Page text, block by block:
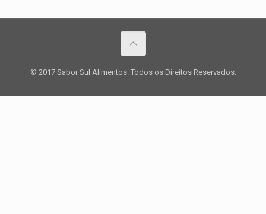
© 2017 Sabor Sul Alimentos. Todos os Direitos Reservados.